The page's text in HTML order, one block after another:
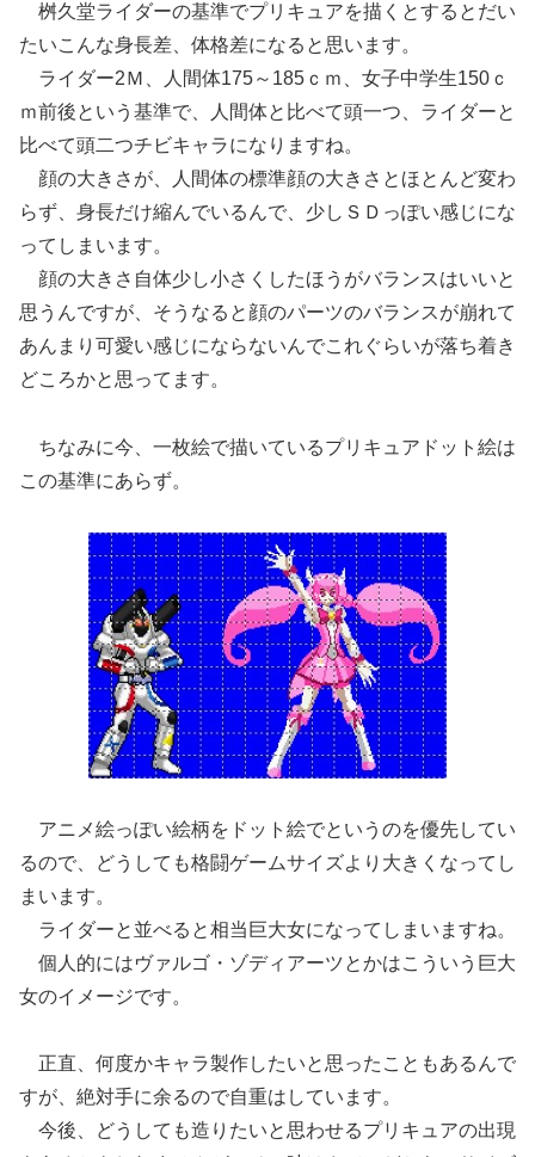
桝久堂ライダーの基準でプリキュアを描くとするとだい
たいこんな身長差、体格差になると思います。
ライダー2Ｍ、人間体175～185ｃｍ、女子中学生150ｃ
ｍ前後という基準で、人間体と比べて頭一つ、ライダーと
比べて頭二つチビキャラになりますね。
顔の大きさが、人間体の標準顔の大きさとほとんど変わ
らず、身長だけ縮んでいるんで、少しＳＤっぽい感じにな
ってしまいます。
顔の大きさ自体少し小さくしたほうがバランスはいいと
思うんですが、そうなると顔のパーツのバランスが崩れて
あんまり可愛い感じにならないんでこれぐらいが落ち着き
どころかと思ってます。
ちなみに今、一枚絵で描いているプリキュアドット絵は
この基準にあらず。
アニメ絵っぽい絵柄をドット絵でというのを優先してい
るので、どうしても格闘ゲームサイズより大きくなってし
まいます。
ライダーと並べると相当巨大女になってしまいますね。
個人的にはヴァルゴ・ゾディアーツとかはこういう巨大
女のイメージです。
正直、何度かキャラ製作したいと思ったこともあるんで
すが、絶対手に余るので自重はしています。
今後、どうしても造りたいと思わせるプリキュアの出現